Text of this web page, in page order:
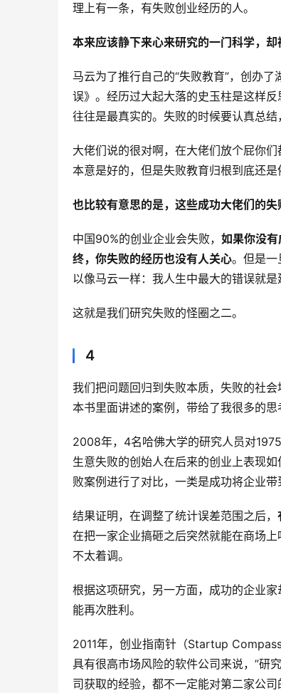
理上有一条，有失败创业经历的人。
本来应该静下来心来研究的一门科学，却
马云为了推行自己的“失败教育”，创办
误》。经历过大起大落的史玉柱是这样
往往是最真实的。失败的时候要认真总结
大佬们说的很对啊，在大佬们放个屁你
本意是好的，但是失败教育归根到底还
也比较有意思的是，这些成功大佬们的失
中国90%的创业企业会失败， 如果你没
终，你失败的经历也没有人关心。但是一
以像马云一样：我人生中最大的错误就是
这就是我们研究失败的怪圈之二。
4
我们把问题回归到失败本质，失败的社
本书里面讲述的案例，带给了我很多的思
2008年，4名哈佛大学的研究人员对
生意失败的创始人在后来的创业上表现
败案例进行了对比，一类是成功将企业
结果证明，在调整了统计误差范围之后，
在把一家企业搞砸之后突然就能在商场
不太着调。
根据这项研究，另一方面，成功的企业
能再次胜利。
2011年，创业指南针（Startup
具有很高市场风险的软件公司来说，”研
司获取的经验，都不一定能对第二家公